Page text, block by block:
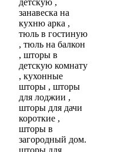
детскую ,
занавеска на
кухню арка ,
тюль в гостиную
, тюль на балкон
, шторы в
детскую комнату
, кухонные
шторы , шторы
для лоджии ,
шторы для дачи
короткие ,
шторы в
загородный дом.